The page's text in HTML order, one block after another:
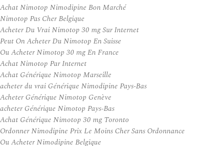
Achat Nimotop Nimodipine Bon Marché
Nimotop Pas Cher Belgique
Acheter Du Vrai Nimotop 30 mg Sur Internet
Peut On Acheter Du Nimotop En Suisse
Ou Acheter Nimotop 30 mg En France
Achat Nimotop Par Internet
Achat Générique Nimotop Marseille
acheter du vrai Générique Nimodipine Pays-Bas
Acheter Générique Nimotop Genève
acheter Générique Nimotop Pays-Bas
Achat Générique Nimotop 30 mg Toronto
Ordonner Nimodipine Prix Le Moins Cher Sans Ordonnance
Ou Acheter Nimodipine Belgique